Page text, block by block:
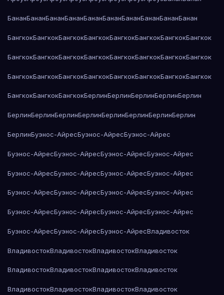
БананБананБананБананБананБананБананБананБананБанан
БангкокБангкокБангкокБангкокБангкокБангкокБангкокБангкок
БангкокБангкокБангкокБангкокБангкокБангкокБангкокБангкок
БангкокБангкокБангкокБангкокБангкокБангкокБангкокБангкок
БангкокБангкокБангкокБерлинБерлинБерлинБерлинБерлин
БерлинБерлинБерлинБерлинБерлинБерлинБерлинБерлин
БерлинБуэнос-АйресБуэнос-АйресБуэнос-Айрес
Буэнос-АйресБуэнос-АйресБуэнос-АйресБуэнос-Айрес
Буэнос-АйресБуэнос-АйресБуэнос-АйресБуэнос-Айрес
Буэнос-АйресБуэнос-АйресБуэнос-АйресБуэнос-Айрес
Буэнос-АйресБуэнос-АйресБуэнос-АйресБуэнос-Айрес
Буэнос-АйресБуэнос-АйресБуэнос-АйресВладивосток
ВладивостокВладивостокВладивостокВладивосток
ВладивостокВладивостокВладивостокВладивосток
ВладивостокВладивостокВладивостокВладивосток